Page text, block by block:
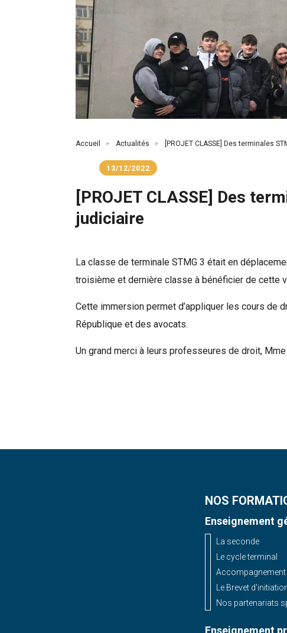
Fil
Accueil Actualités [PROJET CLASSE] Des terminales
13/12/2022
[PROJET CLASSE] Des
judiciaire
La classe de terminale STMG 3 était en
troisième et dernière classe à bénéficier de cette
Cette immersion permet d’appliquer les cours de
République et des avocats.
Un grand merci à leurs professeures de droit,
NOS
Enseignement
La seconde
Le cycle terminal
Accompagnement
Le Brevet
Nos partenariats
Enseignement